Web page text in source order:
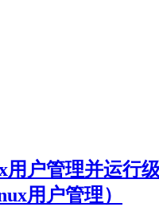
用户管理并运行
用户管理）